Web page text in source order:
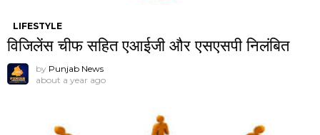
LIFESTYLE
विजिलेंस चीफ सहित एआईजी और एसएसपी निलंबित
by Punjab News
about a year ago